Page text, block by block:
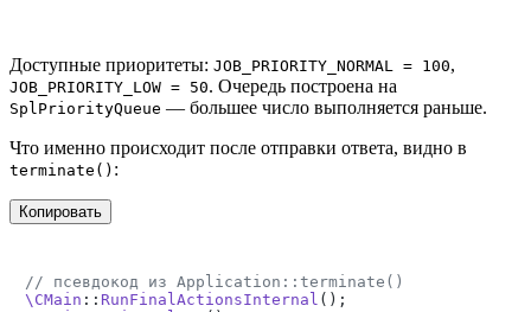
Доступные приоритеты: JOB_PRIORITY_NORMAL = 100,
JOB_PRIORITY_LOW = 50. Очередь построена на
SplPriorityQueue — большее число выполняется раньше.
Что именно происходит после отправки ответа, видно в
terminate() :
Копировать
// псевдокод из Application::terminate()
\CMain :: RunFinalActionsInternal